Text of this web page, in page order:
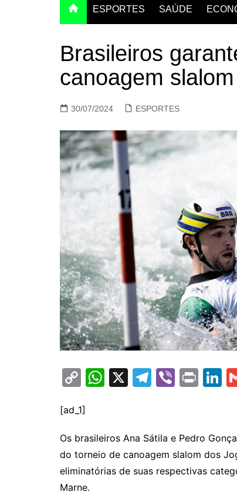
ESPORTES SAÚDE
Brasileiros
canoagem slalom
30/07/2024 ESPORTES
C
p
y
Li
n
k
W
s
A
p
X
T
gr
a
m
Vi Pr Li
e
n
[ad_1]
Os brasileiros Ana Sátila e Pedro
do torneio de canoagem slalom dos
eliminatórias de suas respectivas
Marne.